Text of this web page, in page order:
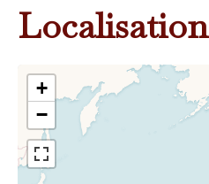
Localisation
+
−